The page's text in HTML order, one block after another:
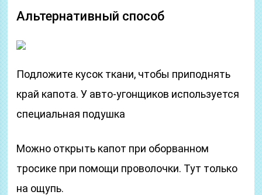
Альтернативный способ
Подложите кусок ткани, чтобы приподнять
край капота. У авто-угонщиков используется
специальная подушка
Можно открыть капот при оборванном
тросике при помощи проволочки. Тут только
на ощупь.